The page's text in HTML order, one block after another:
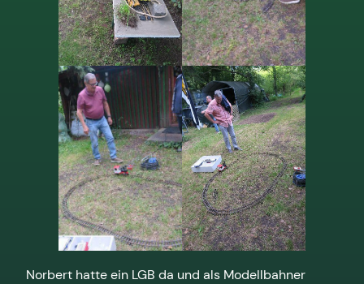
Norbert hatte ein LGB da und als Modellbahner